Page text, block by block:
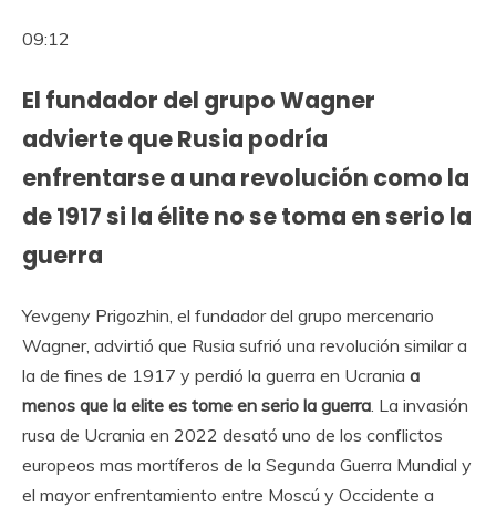
09:12
El fundador del grupo Wagner
advierte que Rusia podría
enfrentarse a una revolución como la
de 1917 si la élite no se toma en serio la
guerra
Yevgeny Prigozhin, el fundador del grupo mercenario
Wagner, advirtió que Rusia sufrió una revolución similar a
la de fines de 1917 y perdió la guerra en Ucrania a
menos que la elite es tome en serio la guerra. La invasión
rusa de Ucrania en 2022 desató uno de los conflictos
europeos mas mortíferos de la Segunda Guerra Mundial y
el mayor enfrentamiento entre Moscú y Occidente a